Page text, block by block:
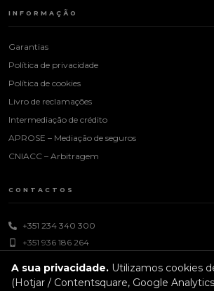
INFORMAÇÃO
Garantias
Política de privacidade
Política de cookies
Livro de reclamações
Intermediação de crédito
APROSE – Mediação de seguros
CNIACC – Arbitragem
CONTACTOS
+351 234 340 300
+351 936 186 264
geral@vitorguimaraes.com
A sua privacidade. Utilizamos cookies
(Hotjar / Contentsquare, Google